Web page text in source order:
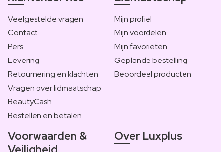
Veelgestelde vragen
Contact
Pers
Levering
Retournering en klachten
Vragen over lidmaatschap
BeautyCash
Bestellen en betalen
Mijn profiel
Mijn voordelen
Mijn favorieten
Geplande bestelling
Beoordeel producten
Voorwaarden &
Over Luxplus